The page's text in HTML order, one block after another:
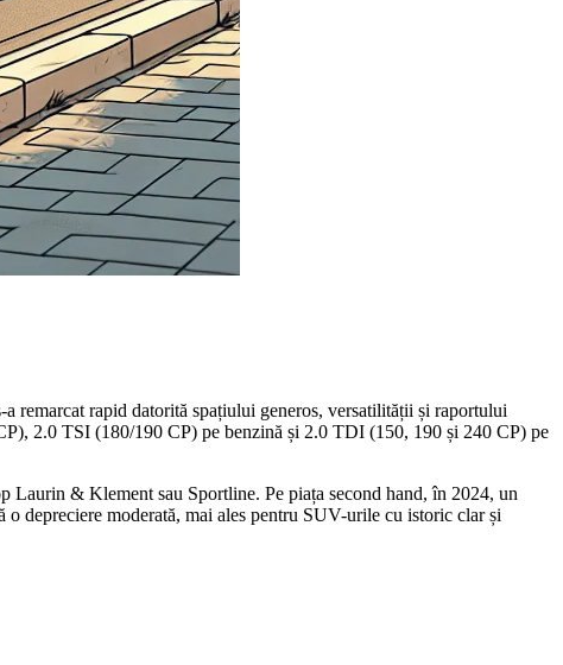
rapid datorită spațiului generos, versatilității și raportului
2.0 TSI (180/190 CP) pe benzină și 2.0 TDI (150, 190 și 240 CP) pe
Laurin & Klement sau Sportline. Pe piața second hand, în 2024, un
depreciere moderată, mai ales pentru SUV-urile cu istoric clar și